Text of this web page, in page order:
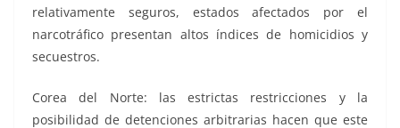
relativamente seguros, estados afectados por el
narcotráfico presentan altos índices de homicidios y
secuestros.
Corea del Norte: las estrictas restricciones y la
posibilidad de detenciones arbitrarias hacen que este